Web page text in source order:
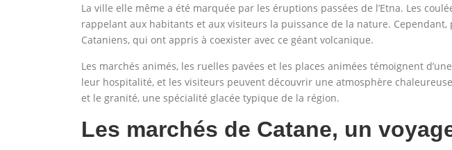
La ville elle même a été marquée par les éruptions passées de l’Etna. Les
rappelant aux habitants et aux visiteurs la puissance de la nature.
Cataniens, qui ont appris à coexister avec ce géant volcanique.
Les marchés animés, les ruelles pavées et les places animées témoignent
leur hospitalité, et les visiteurs peuvent découvrir une atmosphère
et le granité, une spécialité glacée typique de la région.
Les marchés de Catane, un